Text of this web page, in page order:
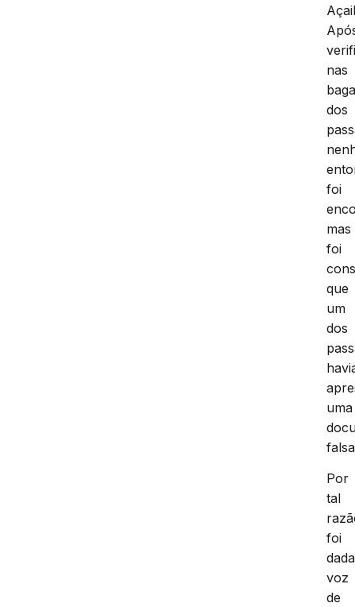
nas
dos
foi
mas
foi
que
um
dos
uma
Por
tal
foi
dada
voz
de